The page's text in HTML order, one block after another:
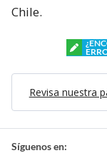
Chile.
Revisa nuestra
Síguenos en: